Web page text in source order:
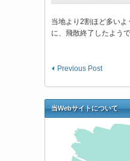
当地より 2割ほど多いよ
に、飛散終了したようで
Previous Post
当Webサイトについて